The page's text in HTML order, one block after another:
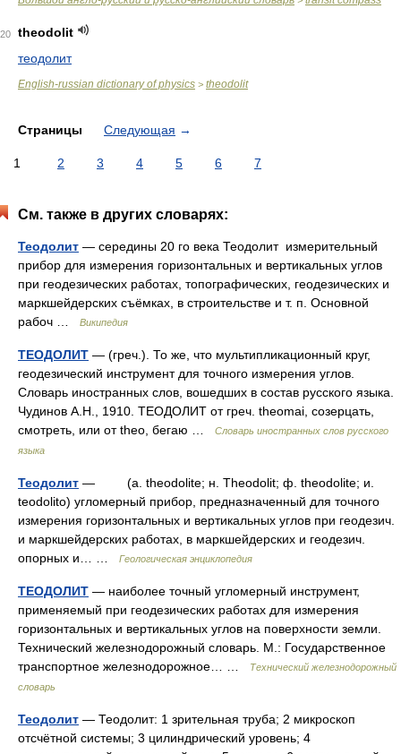
20
theodolit
теодолит
English-russian dictionary of physics > theodolit
Страницы Следующая →
1 2 3 4 5 6 7
См. также в других словарях:
Теодолит — середины 20 го века Теодолит измерительный
прибор для измерения горизонтальных и вертикальных углов
при геодезических работах, топографических, геодезических и
маркшейдерских съёмках, в строительстве и т. п. Основной
рабоч …
Википедия
ТЕОДОЛИТ — (греч.). То же, что мультипликационный круг,
геодезический инструмент для точного измерения углов.
Словарь иностранных слов, вошедших в состав русского языка.
Чудинов А.Н., 1910. ТЕОДОЛИТ от греч. theomai, созерцать,
смотреть, или от theo, бегаю …
Словарь иностранных слов русского
языка
Теодолит — (a. theodolite; н. Theodolit; ф. theodolite; и.
teodolito) угломерный прибор, предназначенный для точного
измерения горизонтальных и вертикальных углов при геодезич.
и маркшейдерских работах, в маркшейдерских и геодезич.
опорных и… …
Геологическая энциклопедия
ТЕОДОЛИТ — наиболее точный угломерный инструмент,
применяемый при геодезических работах для измерения
горизонтальных и вертикальных углов на поверхности земли.
Технический железнодорожный словарь. М.: Государственное
транспортное железнодорожное… …
Технический железнодорожный
словарь
Теодолит — Теодолит: 1 зрительная труба; 2 микроскоп
отсчётной системы; 3 цилиндрический уровень; 4